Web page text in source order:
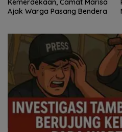
Pencanangan HUT RI ke-81 di
Marisa Berlangsung Meriah